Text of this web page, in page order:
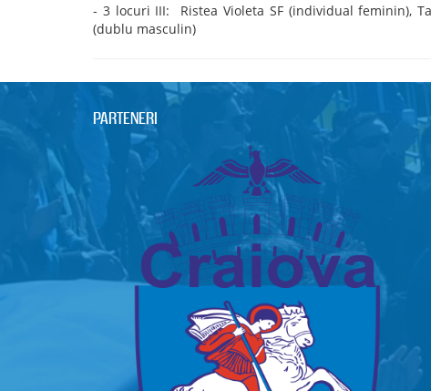
- 3 locuri III: Ristea Violeta SF (individual feminin),
(dublu masculin)
PARTENERI